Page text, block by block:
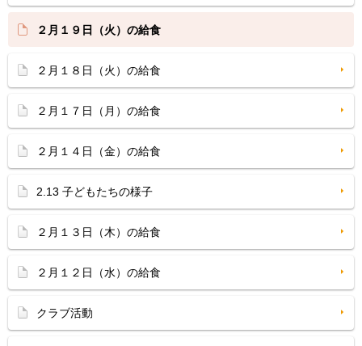
２月１９日（火）の給食
２月１８日（火）の給食
２月１７日（月）の給食
２月１４日（金）の給食
2.13 子どもたちの様子
２月１３日（木）の給食
２月１２日（水）の給食
クラブ活動